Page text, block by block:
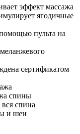
эффект массажа
ягодичные
пульта на
сертификатом
спины
спина
и шеи